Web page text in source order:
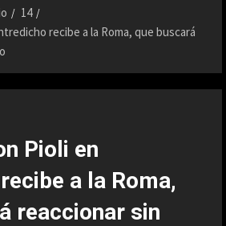
14
recibe a la Roma, que buscará
Pioli en
a la Roma,
reaccionar sin